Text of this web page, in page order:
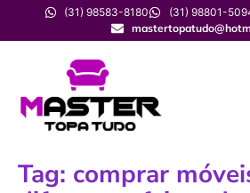
(31) 98583-8180 (31) 98801-
Tag: comprar